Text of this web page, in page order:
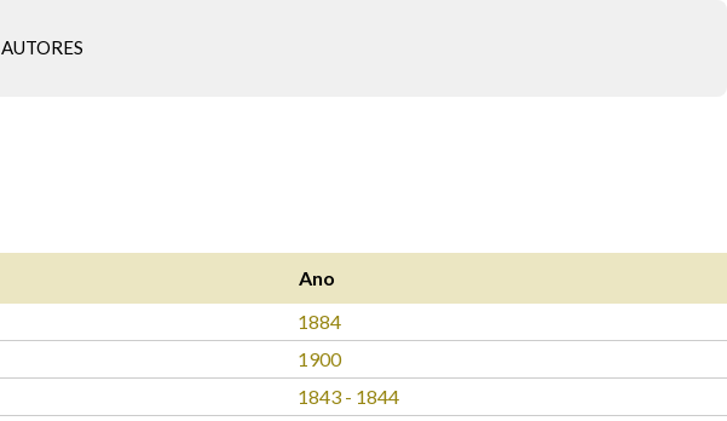
AUTORES
Ano
1884
1900
1843 - 1844